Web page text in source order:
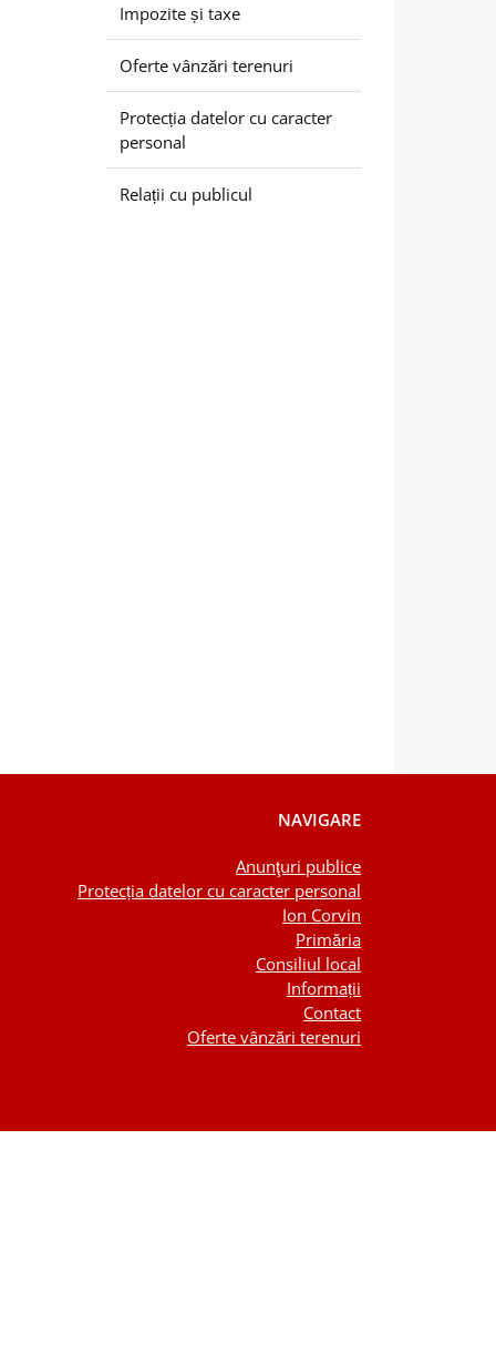
Impozite și taxe
Oferte vânzări terenuri
Protecția datelor cu caracter
personal
Relații cu publicul
NAVIGARE
Anunţuri publice
Protecția datelor cu caracter personal
Ion Corvin
Primăria
Consiliul local
Informații
Contact
Oferte vânzări terenuri